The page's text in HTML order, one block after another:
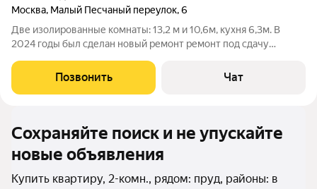
Москва, Малый Песчаный переулок,6
Две изолированные комнаты: 13,2 м и 10,6м, кухня 6,3м. В
2024 годы был сделан новый ремонт ремонт под сдачу
осмотр по договоренности. Юридически чистая квартира, один
взрослый собственник,
Позвонить Чат
Сохраняйте поиск и не упускайте
новые объявления
Купить квартиру, 2-комн., рядом: пруд, районы: в